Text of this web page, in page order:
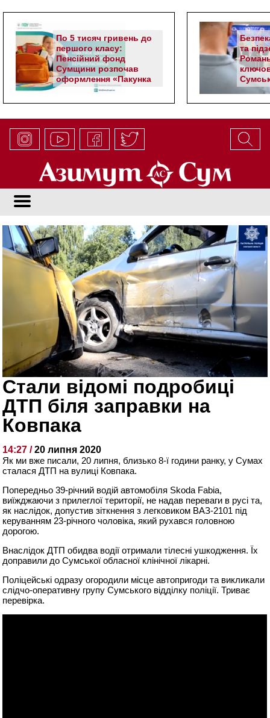
По 5 тисяч гривень до
першого класу:
Пенсійний фонд
Сумщини розпочав
оформлення «Пакунка
школяра»
та
Стали відомі подробиці
ДТП біля заправки на
Ковпака
14:27 /20 липня 2020
Як ми вже писали, 20 липня, близько 8-ї години ранку, у Сумах
сталася ДТП на вулиці Ковпака.
Попередньо 39-річний водій автомобіля Skoda Fabia,
виїжджаючи з прилеглої території, не надав переваги в русі та,
як наслідок, допустив зіткнення з легковиком ВАЗ-2101 під
керуванням 23-річного чоловіка, який рухався головною
дорогою.
Внаслідок ДТП обидва водії отримали тілесні ушкодження. Їх
доправили до Сумської обласної клінічної лікарні.
Поліцейські одразу огородили місце автопригоди та викликали
слідчо-оперативну групу Сумського відділку поліції. Триває
перевірка.